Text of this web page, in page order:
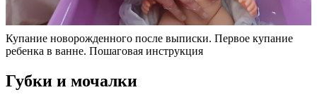
Купание новорожденного после выписки. Первое купание
ребенка в ванне. Пошаговая инструкция
Губки и мочалки